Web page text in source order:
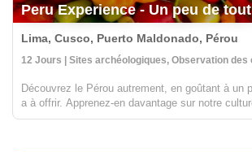
Peru Experience - Un peu de tout
Lima, Cusco, Puerto Maldonado, Pérou
12 Jours | Sites archéologiques, Observation des
Découvrez le Pérou autrement, en goûtant à un
a à offrir. Apprenez-en davantage sur notre
et bien plus encore au cours de ce merveilleux